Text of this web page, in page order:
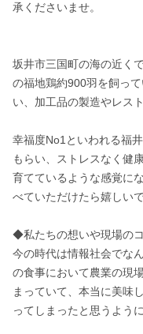
承くださいませ。
坂井市三国町の海の近く
の福地鶏約900羽を飼っ
い、加工品の製造やレス
幸福度No1といわれる福
もらい、ストレスなく健
育てているような感覚に
べていただけたら嬉しいで
◆私たちの想いや現場の
今の時代は情報社会でな
の食事において農業の現
まっていて、本当に美味
ってしまったと思うよう